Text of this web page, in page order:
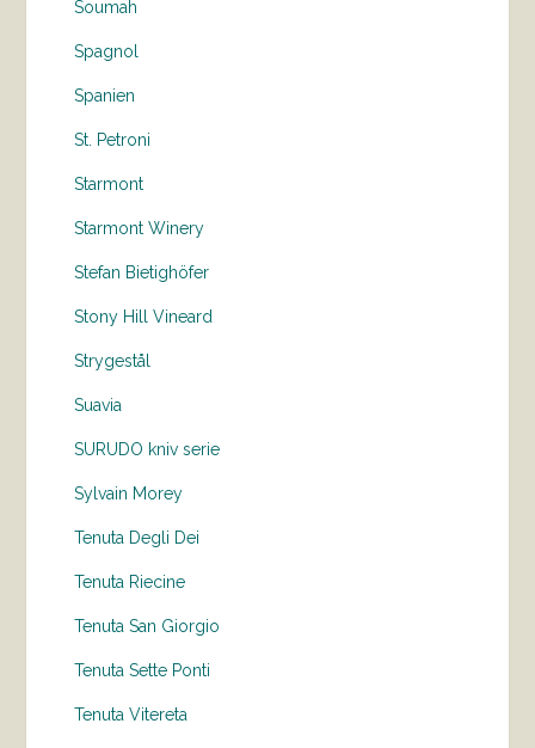
Soumah
Spagnol
Spanien
St. Petroni
Starmont
Starmont Winery
Stefan Bietighöfer
Stony Hill Vineard
Strygestål
Suavia
SURUDO kniv serie
Sylvain Morey
Tenuta Degli Dei
Tenuta Riecine
Tenuta San Giorgio
Tenuta Sette Ponti
Tenuta Vitereta